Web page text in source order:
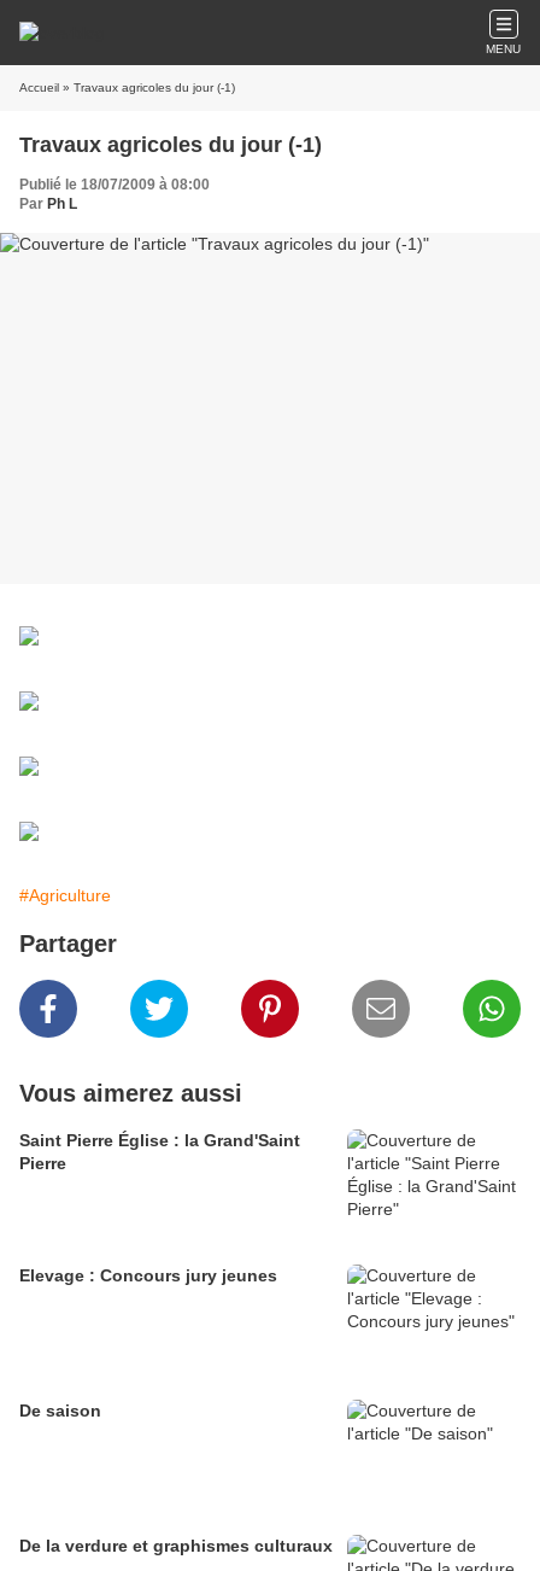
MENU
Accueil » Travaux agricoles du jour (-1)
Travaux agricoles du jour (-1)
Publié le 18/07/2009 à 08:00
Par Ph L
#Agriculture
Partager
Vous aimerez aussi
Saint Pierre Église : la Grand'Saint
Pierre
Elevage : Concours jury jeunes
De saison
De la verdure et graphismes culturaux